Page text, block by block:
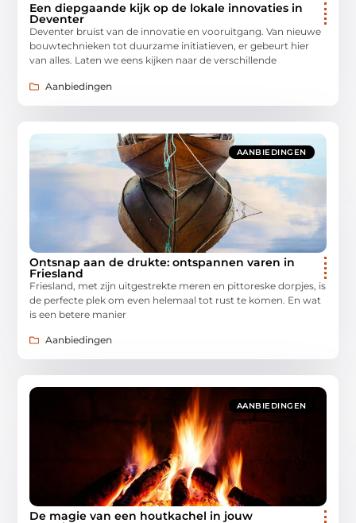
Een diepgaande kijk op de lokale innovaties in
Deventer
Deventer bruist van de innovatie en vooruitgang. Van nieuwe
bouwtechnieken tot duurzame initiatieven, er gebeurt hier
van alles. Laten we eens kijken naar de verschillende
Aanbiedingen
AANBIEDINGEN
Ontsnap aan de drukte: ontspannen varen in
Friesland
Friesland, met zijn uitgestrekte meren en pittoreske dorpjes, is
de perfecte plek om even helemaal tot rust te komen. En wat
is een betere manier
Aanbiedingen
AANBIEDINGEN
De magie van een houtkachel in jouw